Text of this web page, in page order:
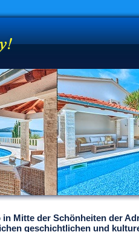
Mitte der Schönheiten der
geschichtlichen und